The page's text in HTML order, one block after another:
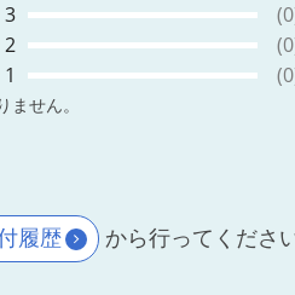
3
2
1
ません。
履歴 から行ってください